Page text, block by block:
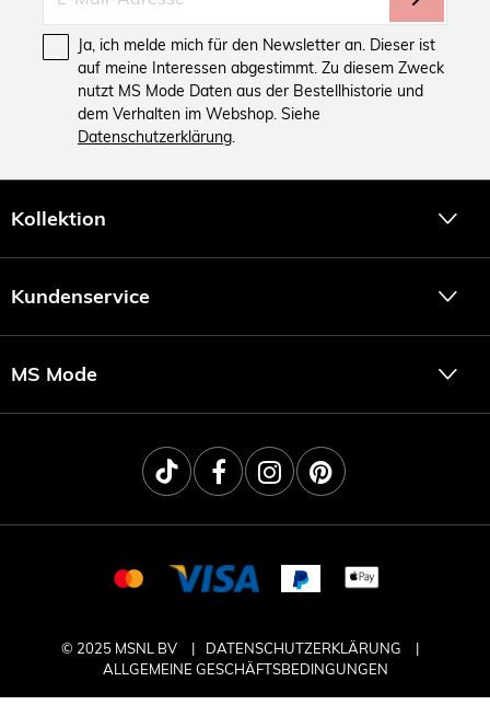
Ja, ich melde mich für den Newsletter an. Dieser ist
auf meine Interessen abgestimmt. Zu diesem Zweck
nutzt MS Mode Daten aus der Bestellhistorie und
dem Verhalten im Webshop. Siehe
Datenschutzerklärung.
Kollektion
Kundenservice
MS Mode
© 2025 MSNL BV
DATENSCHUTZERKLÄRUNG
ALLGEMEINE GESCHÄFTSBEDINGUNGEN